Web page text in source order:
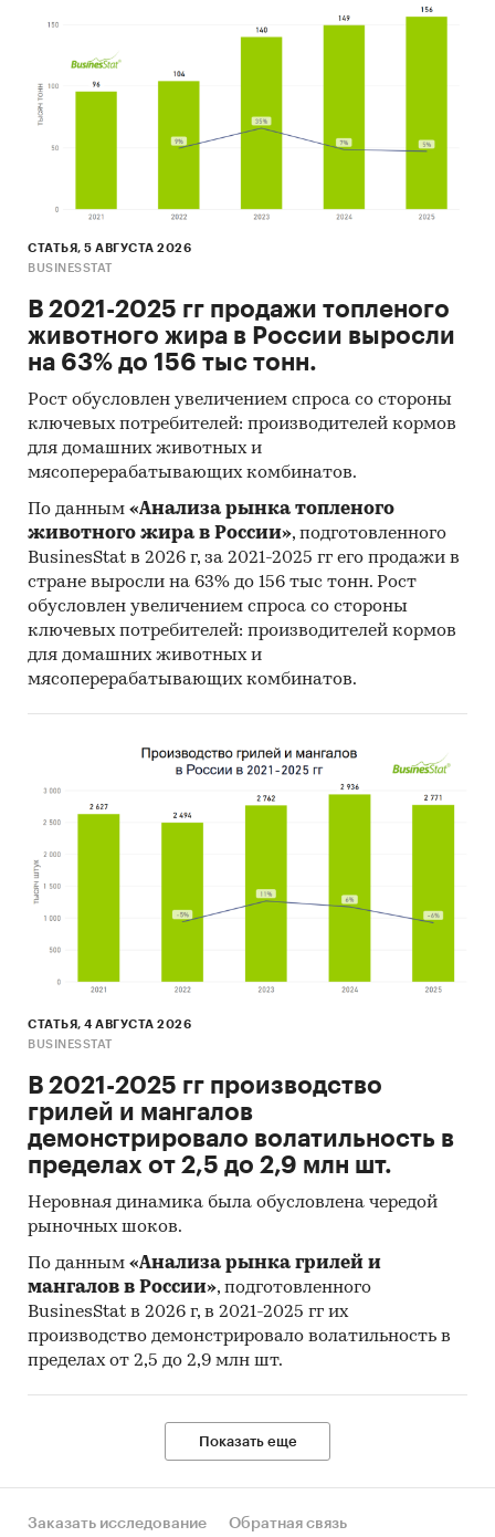
СТАТЬЯ, 5 АВГУСТА 2026
BUSINESSTAT
В 2021-2025 гг продажи топленого
животного жира в России выросли
на 63% до 156 тыс тонн.
Рост обусловлен увеличением спроса со стороны
ключевых потребителей: производителей кормов
для домашних животных и
мясоперерабатывающих комбинатов.
По данным «Анализа рынка топленого
животного жира в России», подготовленного
BusinesStat в 2026 г, за 2021-2025 гг его продажи в
стране выросли на 63% до 156 тыс тонн. Рост
обусловлен увеличением спроса со стороны
ключевых потребителей: производителей кормов
для домашних животных и
мясоперерабатывающих комбинатов.
СТАТЬЯ, 4 АВГУСТА 2026
BUSINESSTAT
В 2021-2025 гг производство
грилей и мангалов
демонстрировало волатильность в
пределах от 2,5 до 2,9 млн шт.
Неровная динамика была обусловлена чередой
рыночных шоков.
По данным «Анализа рынка грилей и
мангалов в России», подготовленного
BusinesStat в 2026 г, в 2021-2025 гг их
производство демонстрировало волатильность в
пределах от 2,5 до 2,9 млн шт.
Показать еще
Заказать исследование Обратная связь